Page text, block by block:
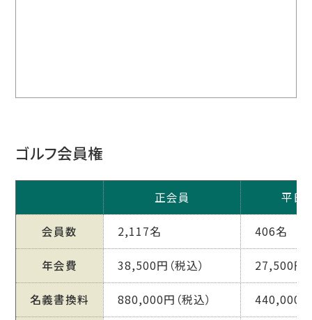
ゴルフ会員権
正会員 平日
会員数 2,117名 406名
年会費 38,500円（税込） 27,500円
名義書換料 880,000円（税込） 440,000円